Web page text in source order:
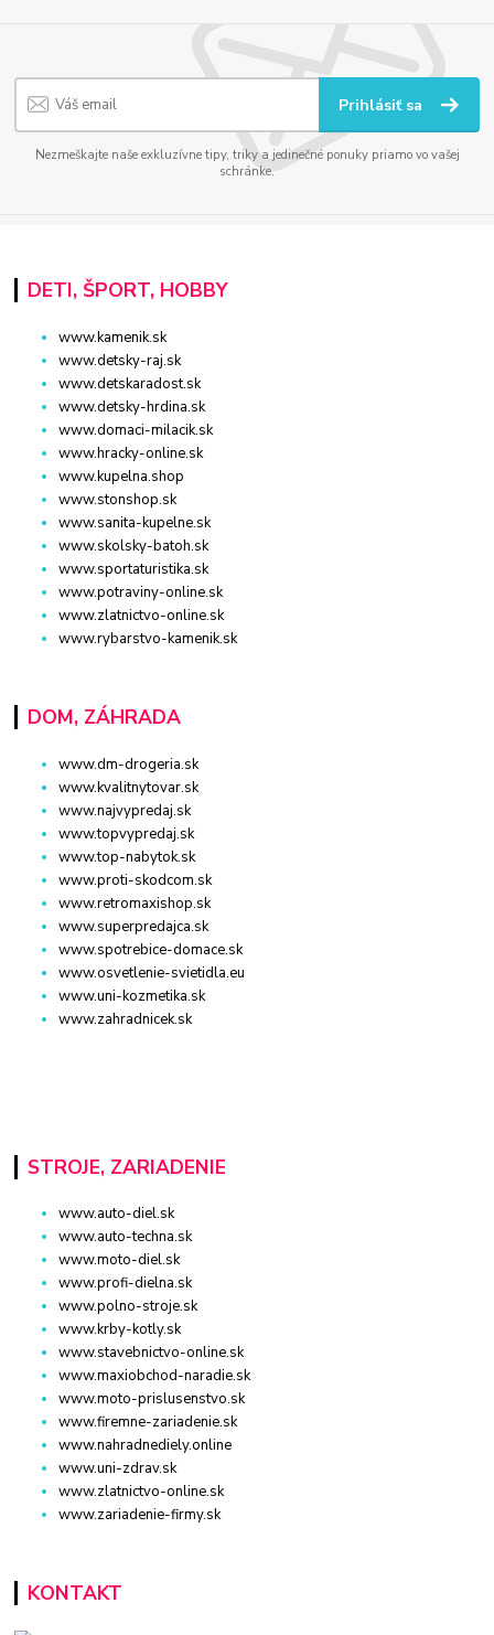
Prihlásiť sa
Nezmeškajte naše exkluzívne tipy, triky a jedinečné ponuky priamo vo vašej
schránke.
DETI, ŠPORT, HOBBY
www.kamenik.sk
www.detsky-raj.sk
www.detskaradost.sk
www.detsky-hrdina.sk
www.domaci-milacik.sk
www.hracky-online.sk
www.kupelna.shop
www.stonshop.sk
www.sanita-kupelne.sk
www.skolsky-batoh.sk
www.sportaturistika.sk
www.potraviny-online.sk
www.zlatnictvo-online.sk
www.rybarstvo-kamenik.sk
DOM, ZÁHRADA
www.dm-drogeria.sk
www.kvalitnytovar.sk
www.najvypredaj.sk
www.topvypredaj.sk
www.top-nabytok.sk
www.proti-skodcom.sk
www.retromaxishop.sk
www.superpredajca.sk
www.spotrebice-domace.sk
www.osvetlenie-svietidla.eu
www.uni-kozmetika.sk
www.zahradnicek.sk
STROJE, ZARIADENIE
www.auto-diel.sk
www.auto-techna.sk
www.moto-diel.sk
www.profi-dielna.sk
www.polno-stroje.sk
www.krby-kotly.sk
www.stavebnictvo-online.sk
www.maxiobchod-naradie.sk
www.moto-prislusenstvo.sk
www.firemne-zariadenie.sk
www.nahradnediely.online
www.uni-zdrav.sk
www.zlatnictvo-online.sk
www.zariadenie-firmy.sk
KONTAKT